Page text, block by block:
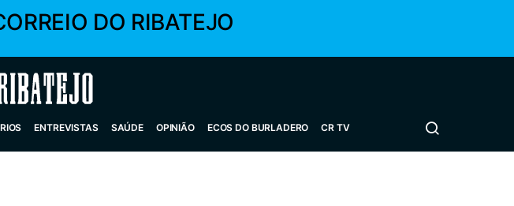
DO RIBATEJO
ENTREVISTAS SAÚDE OPINIÃO ECOS DO BURLADERO CR TV